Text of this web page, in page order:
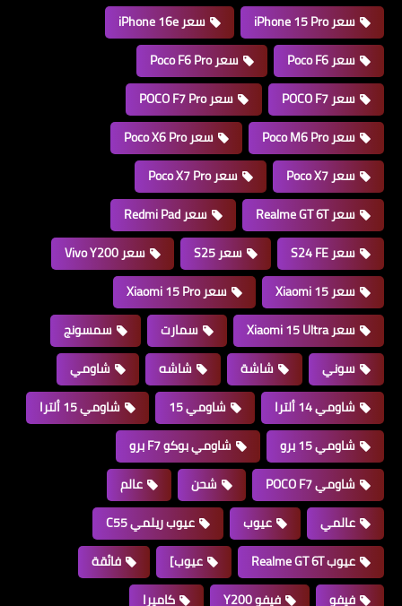
سعر iPhone 15 Pro
سعر iPhone 16e
سعر Poco F6
سعر Poco F6 Pro
سعر POCO F7
سعر POCO F7 Pro
سعر Poco M6 Pro
سعر Poco X6 Pro
سعر Poco X7
سعر Poco X7 Pro
سعر Realme GT 6T
سعر Redmi Pad
سعر S24 FE
سعر S25
سعر Vivo Y200
سعر Xiaomi 15
سعر Xiaomi 15 Pro
سعر Xiaomi 15 Ultra
سمارت
سمسونج
سوني
شاشة شاشه
شاومي
شاومي 14 ألترا
شاومي 15
شاومي 15 ألترا
شاومي 15 برو
شاومي بوكو F7 برو
شاومي POCO F7
شحن
عالم
عالمي
عيوب
عيوب ريلمي C55
عيوب Realme GT 6T
عيوب]
فائقة
فيفو
فيفو Y200 كاميرا